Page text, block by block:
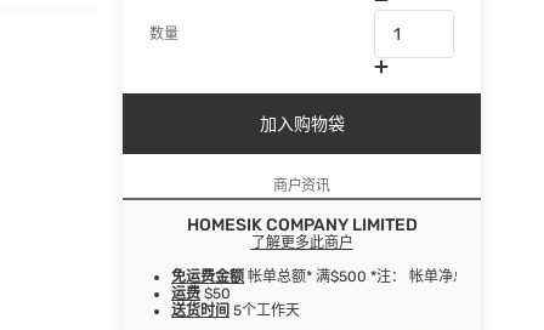
数量
加入购物袋
商户资讯
HOMESIK COMPANY LIMITED
了解更多此商户
免运费金额 帐单总额* 满$500 *注： 帐单净总额指扣除
运费 $50
送货时间 5个工作天